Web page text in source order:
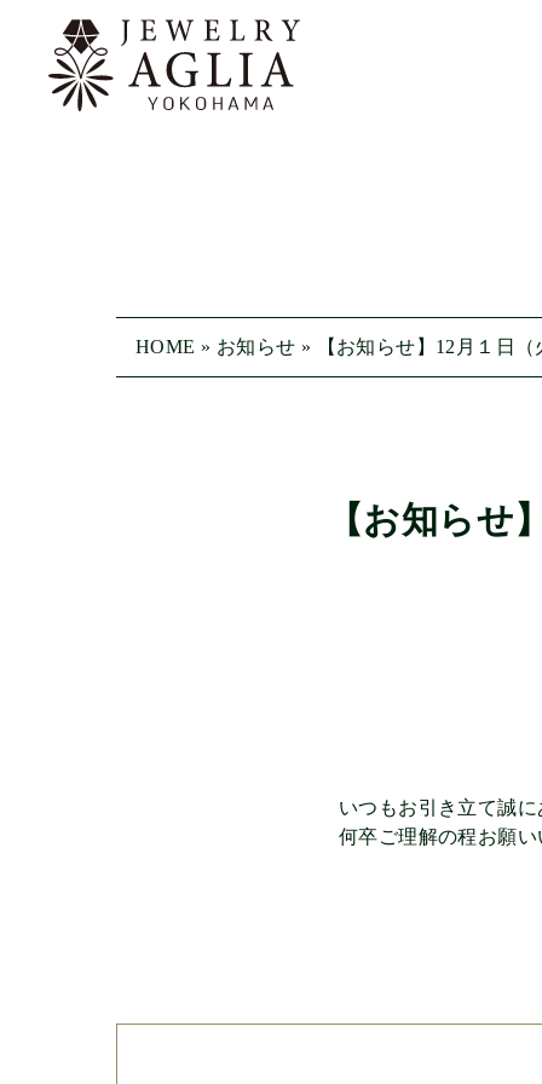
HOME » お知らせ » 【お知らせ】12月１日
【お知らせ
いつもお引き立て誠
何卒ご理解の程お願